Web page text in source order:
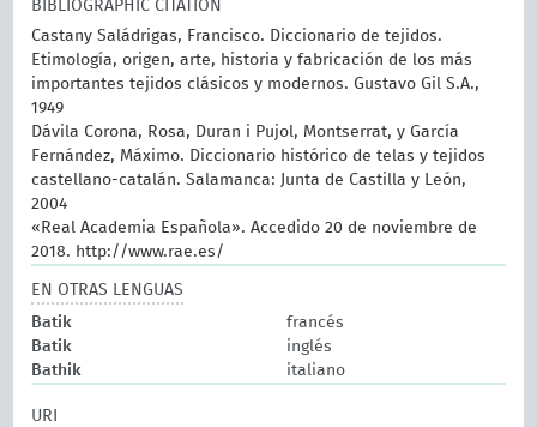
BIBLIOGRAPHIC CITATION
Castany Saládrigas, Francisco. Diccionario de tejidos.
Etimología, origen, arte, historia y fabricación de los más
importantes tejidos clásicos y modernos. Gustavo Gil S.A.,
1949
Dávila Corona, Rosa, Duran i Pujol, Montserrat, y García
Fernández, Máximo. Diccionario histórico de telas y tejidos
castellano-catalán. Salamanca: Junta de Castilla y León,
2004
«Real Academia Española». Accedido 20 de noviembre de
2018. http://www.rae.es/
EN OTRAS LENGUAS
Batik
francés
Batik
inglés
Bathik
italiano
URI